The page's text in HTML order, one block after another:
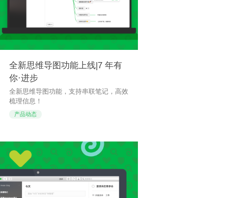
全新思维导图功能上线|7 年有
你·进步
全新思维导图功能，支持串联笔记，高效
梳理信息！
产品动态